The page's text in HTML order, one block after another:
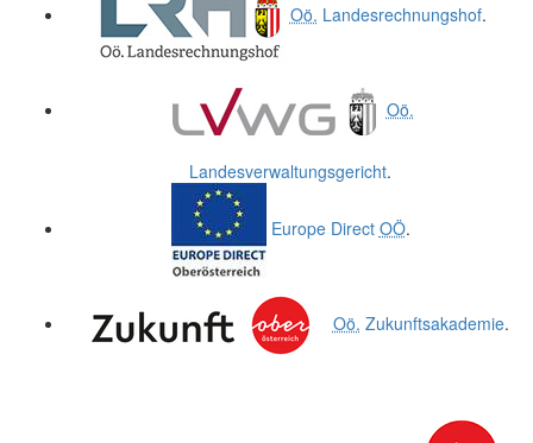
Oö. Landesrechnungshof.
Oö.
Landesverwaltungsgericht.
Europe Direct OÖ.
Oö. Zukunftsakademie.